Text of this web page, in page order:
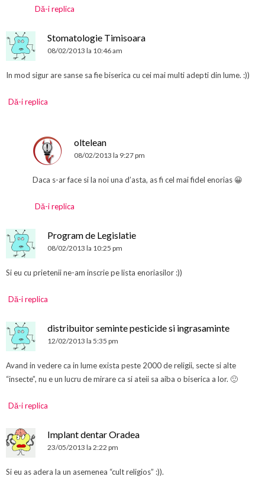
Dă-i replica
Stomatologie Timisoara
08/02/2013 la 10:46 am
In mod sigur are sanse sa fie biserica cu cei mai multi adepti din lume. :))
Dă-i replica
oltelean
08/02/2013 la 9:27 pm
Daca s-ar face si la noi una d’asta, as fi cel mai fidel enorias 😀
Dă-i replica
Program de Legislatie
08/02/2013 la 10:25 pm
Si eu cu prietenii ne-am inscrie pe lista enoriasilor :))
Dă-i replica
distribuitor seminte pesticide si ingrasaminte
12/02/2013 la 5:35 pm
Avand in vedere ca in lume exista peste 2000 de religii, secte si alte
“insecte”, nu e un lucru de mirare ca si ateii sa aiba o biserica a lor. 🙂
Dă-i replica
Implant dentar Oradea
23/05/2013 la 2:22 pm
Si eu as adera la un asemenea “cult religios” :)).